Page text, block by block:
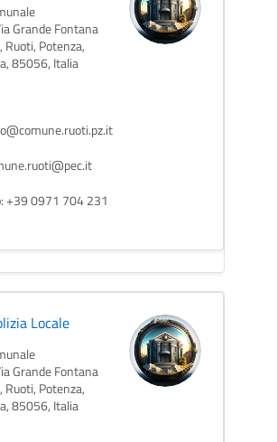
Grande Fontana
Ruoti, Potenza,
85056, Italia
: +39 0971 704 231
Locale
Grande Fontana
Ruoti, Potenza,
85056, Italia